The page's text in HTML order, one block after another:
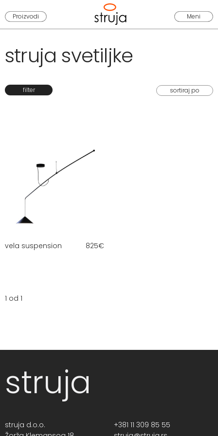
Proizvodi Meni
struja svetiljke
filter
vela suspension 825€
1 od 1
struja
struja d.o.o.
+381 11 309 85 55